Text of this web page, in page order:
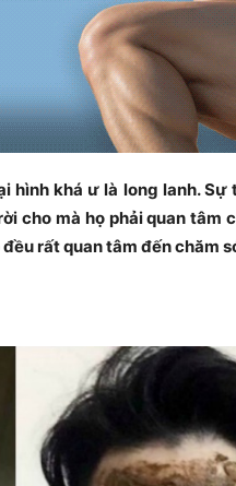
hình khá ư là long lanh. Sự
cho mà họ phải quan tâm
rất quan tâm đến chăm